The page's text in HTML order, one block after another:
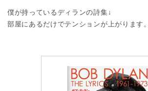
僕が持っているディランの詩集↓
部屋にあるだけでテンションが上がります。